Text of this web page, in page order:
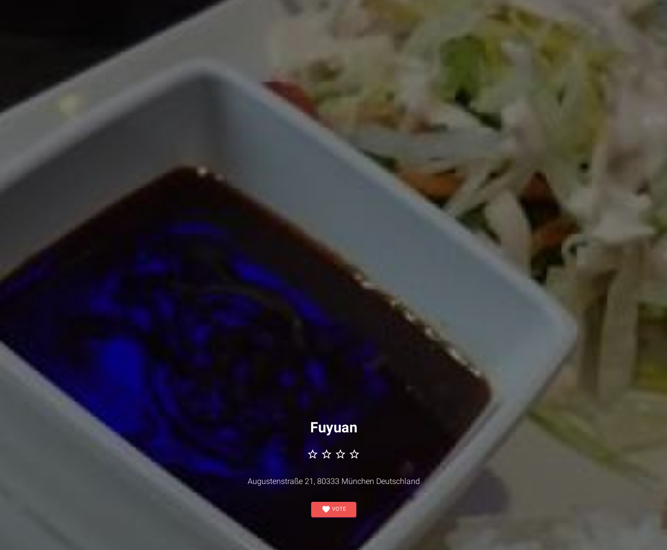
Fuyuan
star_borderstar_border star_border star_border
Augustenstraße 21, 80333 München Deutschland
favorite VOTE